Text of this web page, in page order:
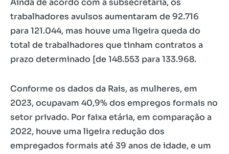
Ainda de acordo com a subsecretária, os
trabalhadores avulsos aumentaram de 92.716
para 121.044, mas houve uma ligeira queda do
total de trabalhadores que tinham contratos a
prazo determinado [de 148.553 para 133.968.
Conforme os dados da Rais, as mulheres, em
2023, ocupavam 40,9% dos empregos formais no
setor privado. Por faixa etária, em comparação a
2022, houve uma ligeira redução dos
empregados formais até 39 anos de idade, e um